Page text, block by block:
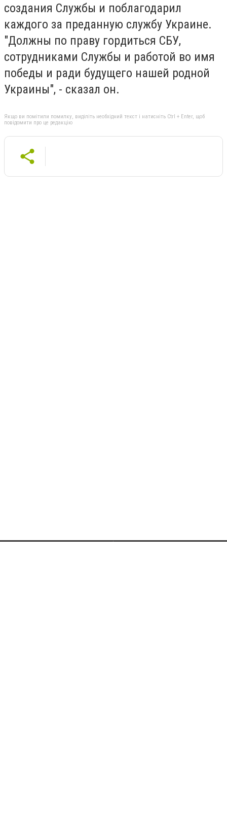
создания Службы и поблагодарил
каждого за преданную службу Украине.
"Должны по праву гордиться СБУ,
сотрудниками Службы и работой во имя
победы и ради будущего нашей родной
Украины", - сказал он.
Якщо ви помітили помилку, виділіть необхідний текст і натисніть Ctrl + Enter, щоб
повідомити про це редакцію